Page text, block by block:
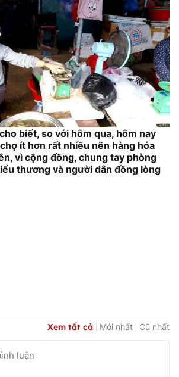
biết, so với hôm qua, hôm nay
ít hơn rất nhiều nên hàng hóa
vì cộng đồng, chung tay phòng
thương và người dân đồng lòng
Xem tất cả Mới nhất Cũ nhất